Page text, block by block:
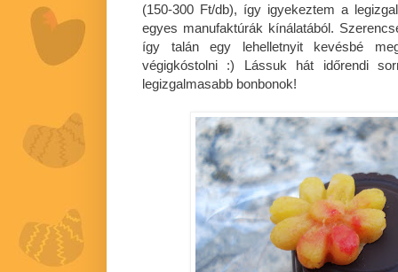
(150-300 Ft/db), így igyekeztem a
egyes manufaktúrák kínálatából.
így talán egy lehelletnyit kevésbé
végigkóstolni :) Lássuk hát időrendi
legizgalmasabb bonbonok!